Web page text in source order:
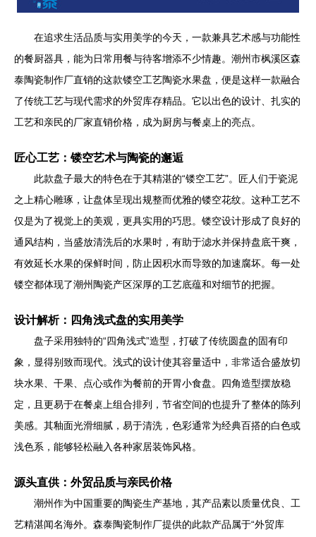
在追求生活品质与实用美学的今天，一款兼具艺术感与功能性
的餐厨器具，能为日常用餐与待客增添不少情趣。潮州市枫溪区森
泰陶瓷制作厂直销的这款镂空工艺陶瓷水果盘，便是这样一款融合
了传统工艺与现代需求的外贸库存精品。它以出色的设计、扎实的
工艺和亲民的厂家直销价格，成为厨房与餐桌上的亮点。
匠心工艺：镂空艺术与陶瓷的邂逅
此款盘子最大的特色在于其精湛的“镂空工艺”。匠人们于瓷泥
之上精心雕琢，让盘体呈现出规整而优雅的镂空花纹。这种工艺不
仅是为了视觉上的美观，更具实用的巧思。镂空设计形成了良好的
通风结构，当盛放清洗后的水果时，有助于滤水并保持盘底干爽，
有效延长水果的保鲜时间，防止因积水而导致的加速腐坏。每一处
镂空都体现了潮州陶瓷产区深厚的工艺底蕴和对细节的把握。
设计解析：四角浅式盘的实用美学
盘子采用独特的“四角浅式”造型，打破了传统圆盘的固有印
象，显得别致而现代。浅式的设计使其容量适中，非常适合盛放切
块水果、干果、点心或作为餐前的开胃小食盘。四角造型摆放稳
定，且更易于在餐桌上组合排列，节省空间的也提升了整体的陈列
美感。其釉面光滑细腻，易于清洗，色彩通常为经典百搭的白色或
浅色系，能够轻松融入各种家居装饰风格。
源头直供：外贸品质与亲民价格
潮州作为中国重要的陶瓷生产基地，其产品素以质量优良、工
艺精湛闻名海外。森泰陶瓷制作厂提供的此款产品属于“外贸库